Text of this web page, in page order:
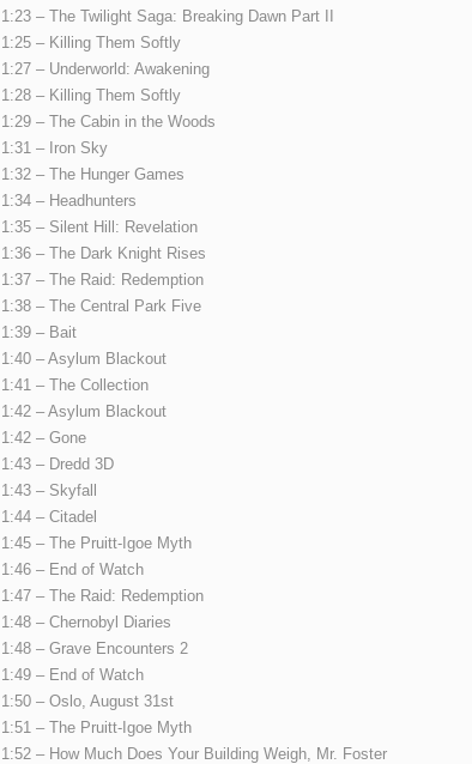
1:23 – The Twilight Saga: Breaking Dawn Part II
1:25 – Killing Them Softly
1:27 – Underworld: Awakening
1:28 – Killing Them Softly
1:29 – The Cabin in the Woods
1:31 – Iron Sky
1:32 – The Hunger Games
1:34 – Headhunters
1:35 – Silent Hill: Revelation
1:36 – The Dark Knight Rises
1:37 – The Raid: Redemption
1:38 – The Central Park Five
1:39 – Bait
1:40 – Asylum Blackout
1:41 – The Collection
1:42 – Asylum Blackout
1:42 – Gone
1:43 – Dredd 3D
1:43 – Skyfall
1:44 – Citadel
1:45 – The Pruitt-Igoe Myth
1:46 – End of Watch
1:47 – The Raid: Redemption
1:48 – Chernobyl Diaries
1:48 – Grave Encounters 2
1:49 – End of Watch
1:50 – Oslo, August 31st
1:51 – The Pruitt-Igoe Myth
1:52 – How Much Does Your Building Weigh, Mr. Foster